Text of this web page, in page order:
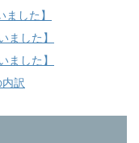
した】
した】
した】
訳